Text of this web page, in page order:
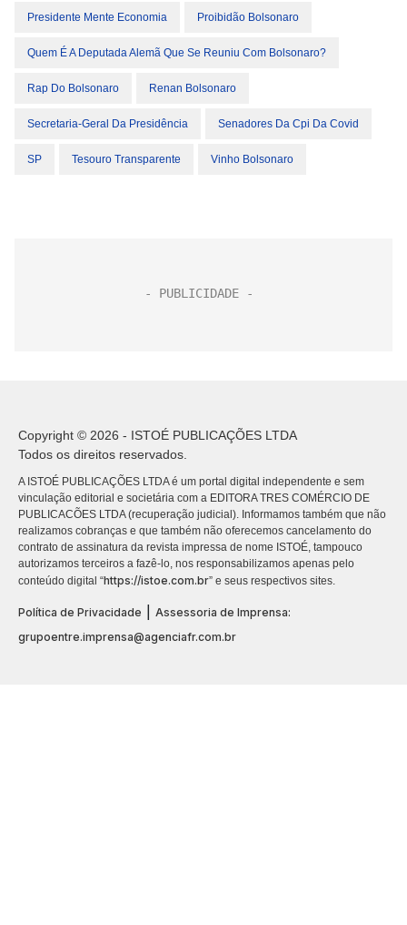
Presidente Mente Economia Proibidão Bolsonaro
Quem É A Deputada Alemã Que Se Reuniu Com Bolsonaro?
Rap Do Bolsonaro Renan Bolsonaro
Secretaria-Geral Da Presidência Senadores Da Cpi Da Covid
SP Tesouro Transparente Vinho Bolsonaro
Copyright © 2026 - ISTOÉ PUBLICAÇÕES LTDA
Todos os direitos reservados.
A ISTOÉ PUBLICAÇÕES LTDA é um portal digital independente e sem
vinculação editorial e societária com a EDITORA TRES COMÉRCIO DE
PUBLICACÕES LTDA (recuperação judicial). Informamos também que não
realizamos cobranças e que também não oferecemos cancelamento do
contrato de assinatura da revista impressa de nome ISTOÉ, tampouco
autorizamos terceiros a fazê-lo, nos responsabilizamos apenas pelo
conteúdo digital “https://istoe.com.br” e seus respectivos sites.
Política de Privacidade
Assessoria de Imprensa:
grupoentre.imprensa@agenciafr.com.br